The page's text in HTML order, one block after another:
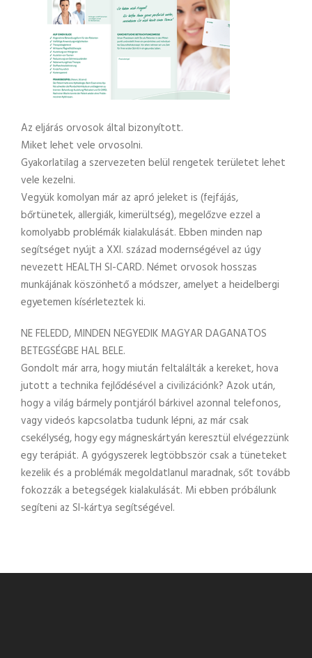
Az eljárás orvosok által bizonyított.
Miket lehet vele orvosolni.
Gyakorlatilag a szervezeten belül rengetek területet lehet
vele kezelni.
Vegyük komolyan már az apró jeleket is (fejfájás,
bőrtünetek, allergiák, kimerültség), megelőzve ezzel a
komolyabb problémák kialakulását. Ebben minden nap
segítséget nyújt a XXI. század modernségével az úgy
nevezett HEALTH SI-CARD. Német orvosok hosszas
munkájának köszönhető a módszer, amelyet a heidelbergi
egyetemen kísérleteztek ki.
NE FELEDD, MINDEN NEGYEDIK MAGYAR DAGANATOS
BETEGSÉGBE HAL BELE.
Gondolt már arra, hogy miután feltalálták a kereket, hova
jutott a technika fejlődésével a civilizációnk? Azok után,
hogy a világ bármely pontjáról bárkivel azonnal telefonos,
vagy videós kapcsolatba tudunk lépni, az már csak
csekélység, hogy egy mágneskártyán keresztül elvégezzünk
egy terápiát. A gyógyszerek legtöbbször csak a tüneteket
kezelik és a problémák megoldatlanul maradnak, sőt tovább
fokozzák a betegségek kialakulását. Mi ebben próbálunk
segíteni az SI-kártya segítségével.